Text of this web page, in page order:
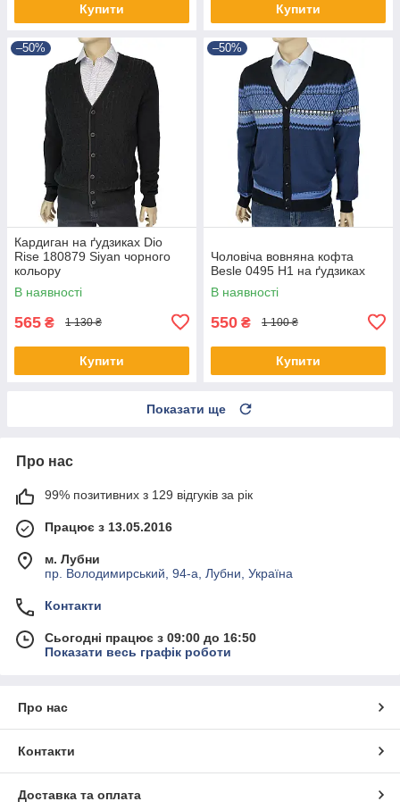
Купити Купити
–50%
Кардиган на ґудзиках Dio
Rise 180879 Siyan чорного
кольору
В наявності
565 ₴ 1 130 ₴
Купити
–50%
Чоловіча вовняна кофта
Besle 0495 H1 на ґудзиках
В наявності
550 ₴ 1 100 ₴
Купити
Показати ще
Про нас
99% позитивних з 129 відгуків за рік
Працює з 13.05.2016
м. Лубни
пр. Володимирський, 94-а, Лубни, Україна
Контакти
Сьогодні працює з 09:00 до 16:50
Показати весь графік роботи
Про нас
Контакти
Доставка та оплата